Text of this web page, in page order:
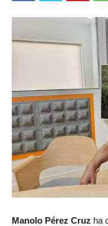
Manolo Pérez Cruz ha